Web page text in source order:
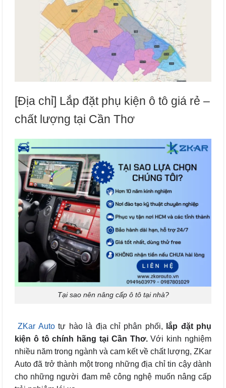
[Địa chỉ] Lắp đặt phụ kiện ô tô giá rẻ –
chất lượng tại Cần Thơ
Tại sao nên nâng cấp ô tô tại nhà?
ZKar Autotự hào là địa chỉ phân phối, lắp đặt phụ
kiện ô tô chính hãng tại Cần Thơ.Với kinh nghiệm
nhiều năm trong ngành và cam kết về chất lượng, ZKar
Auto đã trở thành một trong những địa chỉ tin cậy dành
cho những người đam mê công nghệ muốn nâng cấp